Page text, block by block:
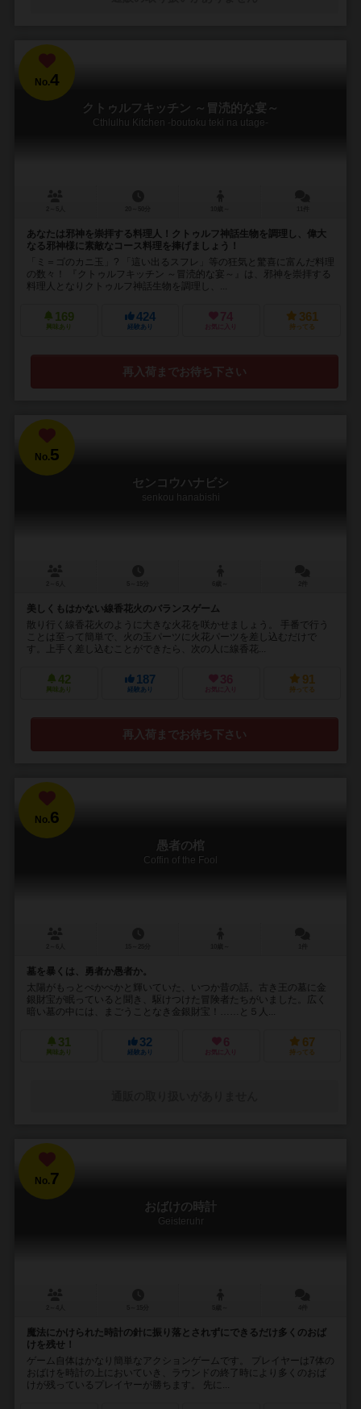
No.4
クトゥルフキッチン ～冒涜的な宴～
Cthlulhu Kitchen -boutoku teki na utage-
あなたは邪神を崇拝する料理人！クトゥルフ神話生物を調理し、偉大
なる邪神様に素敵なコース料理を捧げましょう！
「ミ＝ゴのカニ玉」? 「這い出るスフレ」等の狂気と驚喜に富んだ料理
の数々！ 『クトゥルフキッチン ～冒涜的な宴～』は、邪神を崇拝する
料理人となりクトゥルフ神話生物を調理し、...
169
興味あり
424
経験あり
74
お気に入り
361
持ってる
再入荷までお待ち下さい
No.5
センコウハナビシ
senkou hanabishi
美しくもはかない線香花火のバランスゲーム
散り行く線香花火のように大きな火花を咲かせましょう。 手番で行う
ことは至って簡単で、火の玉パーツに火花パーツを差し込むだけで
す。上手く差し込むことができたら、次の人に線香花...
42
興味あり
187
経験あり
36
お気に入り
91
持ってる
再入荷までお待ち下さい
No.6
愚者の棺
Coffin of the Fool
墓を暴くは、勇者か愚者か。
太陽がもっとぺかぺかと輝いていた、いつか昔の話。古き王の墓に金
銀財宝が眠っていると聞き、駆けつけた冒険者たちがいました。広く
暗い墓の中には、まごうことなき金銀財宝！……と５人...
31
興味あり
32
経験あり
6
お気に入り
67
持ってる
No.7
おばけの時計
Geisteruhr
魔法にかけられた時計の針に振り落とされずにできるだけ多くのおば
けを残せ！
ゲーム自体はかなり簡単なアクションゲームです。 プレイヤーは7体の
おばけを時計の上においていき、ラウンドの終了時により多くのおば
けが残っているプレイヤーが勝ちます。 先に...